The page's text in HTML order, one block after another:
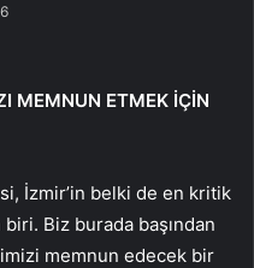
MEMNUN ETMEK İÇİN
İzmir’in belki de en kritik
Biz burada başından
memnun edecek bir